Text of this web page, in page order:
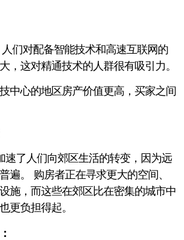
人们对配备智能技术和高速互联网的
，这对精通技术的人群很有吸引力。
中心的地区房产价值更高，买家之间
速了人们向郊区生活的转变，因为远
遍。 购房者正在寻求更大的空间、
施，而这些在郊区比在密集的城市中
更负担得起。